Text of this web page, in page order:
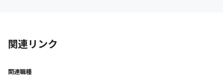
関連リンク
関連職種